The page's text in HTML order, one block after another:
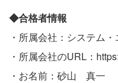
◆合格者情報
・所属会社：システム
・所属会社のURL：
・お名前：砂山 真一